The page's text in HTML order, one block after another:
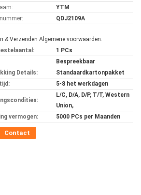
YTM
QDJ2109A
& Verzenden Algemene voorwaarden:
1 PCs
Bespreekbaar
Details:
Standaardkartonpakket
5-8 het werkdagen
L/C, D/A, D/P, T/T, Western
Union,
vermogen:
5000 PCs per Maanden
Contact